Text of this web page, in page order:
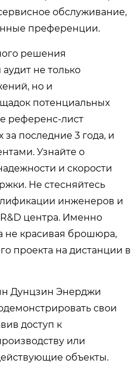
обслуживание,
преференции.
решения
не только
но и
потенциальных
референс-лист
последние 3 года, и
Узнайте о
и скорости
Не стесняйтесь
инженеров и
центра. Именно
не красивая брошюра,
проекта на дистанции в
Дунцзин Энерджи
свои
доступ к
или
объекты.